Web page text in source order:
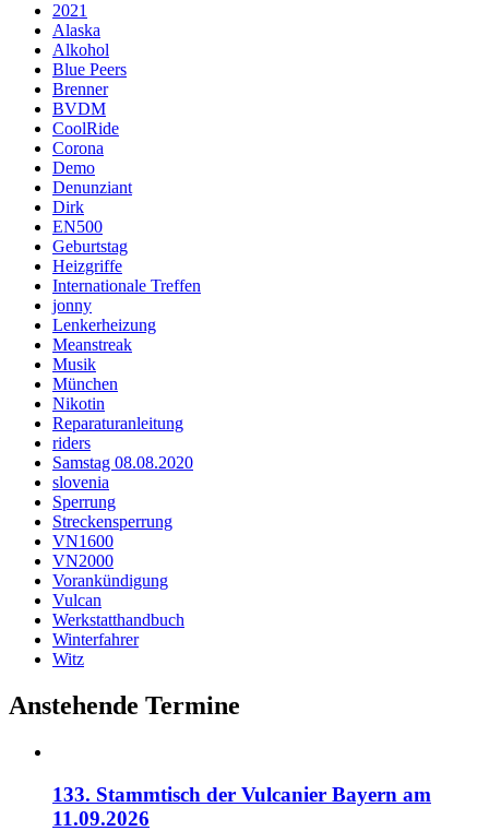
2021
Alaska
Alkohol
Blue Peers
Brenner
BVDM
CoolRide
Corona
Demo
Denunziant
Dirk
EN500
Geburtstag
Heizgriffe
Internationale Treffen
jonny
Lenkerheizung
Meanstreak
Musik
München
Nikotin
Reparaturanleitung
riders
Samstag 08.08.2020
slovenia
Sperrung
Streckensperrung
VN1600
VN2000
Vorankündigung
Vulcan
Werkstatthandbuch
Winterfahrer
Witz
Anstehende Termine
133. Stammtisch der Vulcanier Bayern am
11.09.2026